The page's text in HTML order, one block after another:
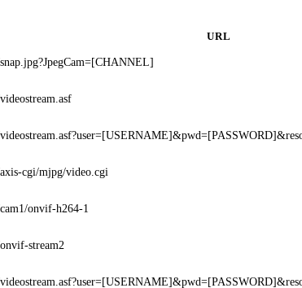
URL
cgi/mjpg/video.cgi
onvif-h264-1
stream2